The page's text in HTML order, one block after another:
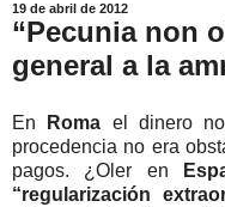
19 de abril de 2012
“Pecunia non
general a la
En Roma el dinero
procedencia no era
pagos. ¿Oler en
“regularización